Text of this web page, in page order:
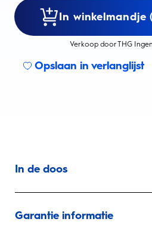
In winkelmandje
Verkoop door THG
Opslaan in verlanglijst
In de doos
Garantie informatie